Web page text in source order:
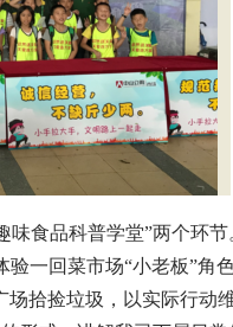
食品科普学堂”两个环节
一回菜市场“小老板”角
拾捡垃圾，以实际行动